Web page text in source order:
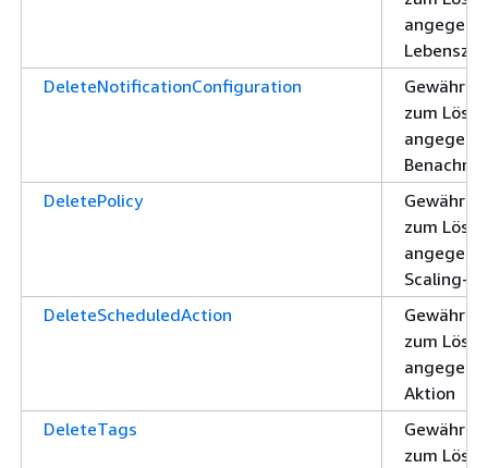
DeleteNotificationConfiguration
Gewährt
zum
DeletePolicy
Gewährt
zum
Scaling-
DeleteScheduledAction
Gewährt
zum
Aktion
DeleteTags
Gewährt
zum